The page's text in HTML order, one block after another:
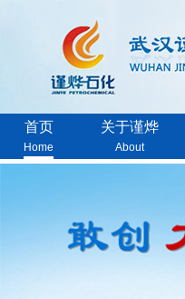
首页
Home
关于谨烨
About